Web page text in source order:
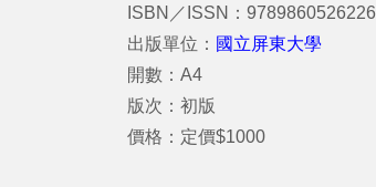
ISBN／ISSN：9789860526226
出版單位： 國立屏東大學
開數：A4
版次：初版
價格：定價$1000